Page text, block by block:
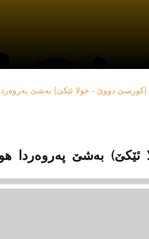
(کورسێ دووێ - خولا ئێکێ) بەشێ
بەشێ پەروەردا